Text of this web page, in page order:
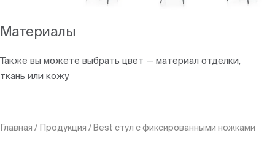
Материалы
Также вы можете выбрать цвет — материал отделки,
ткань или кожу
Главная / Продукция / Best стул с фиксированными ножками